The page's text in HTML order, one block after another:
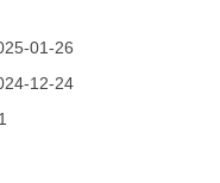
01-26
12-24